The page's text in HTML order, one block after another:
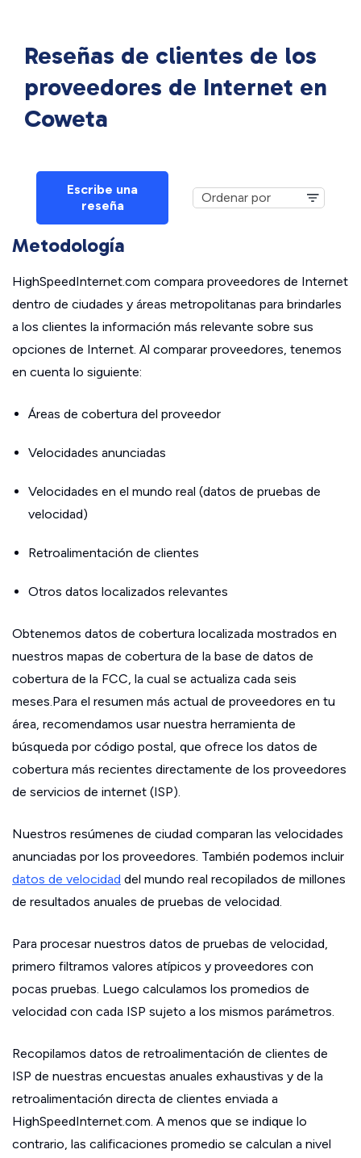
Reseñas de clientes de los
proveedores de Internet en
Coweta
Escribe una
reseña
Metodología
HighSpeedInternet.com compara proveedores de Internet
dentro de ciudades y áreas metropolitanas para brindarles
a los clientes la información más relevante sobre sus
opciones de Internet. Al comparar proveedores, tenemos
en cuenta lo siguiente:
Áreas de cobertura del proveedor
Velocidades anunciadas
Velocidades en el mundo real (datos de pruebas de
velocidad)
Retroalimentación de clientes
Otros datos localizados relevantes
Obtenemos datos de cobertura localizada mostrados en
nuestros mapas de cobertura de la base de datos de
cobertura de la FCC, la cual se actualiza cada seis
meses.Para el resumen más actual de proveedores en tu
área, recomendamos usar nuestra herramienta de
búsqueda por código postal, que ofrece los datos de
cobertura más recientes directamente de los proveedores
de servicios de internet (ISP).
Nuestros resúmenes de ciudad comparan las velocidades
anunciadas por los proveedores. También podemos incluir
datos de velocidad del mundo real recopilados de millones
de resultados anuales de pruebas de velocidad.
Para procesar nuestros datos de pruebas de velocidad,
primero filtramos valores atípicos y proveedores con
pocas pruebas. Luego calculamos los promedios de
velocidad con cada ISP sujeto a los mismos parámetros.
Recopilamos datos de retroalimentación de clientes de
ISP de nuestras encuestas anuales exhaustivas y de la
retroalimentación directa de clientes enviada a
HighSpeedInternet.com. A menos que se indique lo
contrario, las calificaciones promedio se calculan a nivel